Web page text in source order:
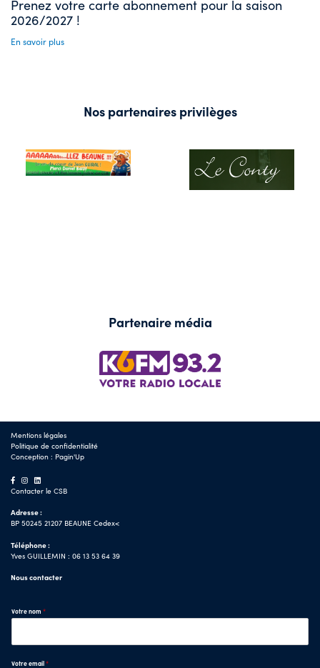
Prenez votre carte abonnement pour la saison
2026/2027 !
En savoir plus
Nos partenaires privilèges
Partenaire média
Mentions légales
Politique de confidentialité
Conception : Pagin'Up
Contacter le CSB
Adresse :
BP 50245 21207 BEAUNE Cedex<
Téléphone :
Yves GUILLEMIN : 06 13 53 64 39
Nous contacter
Votre nom *
Votre email*